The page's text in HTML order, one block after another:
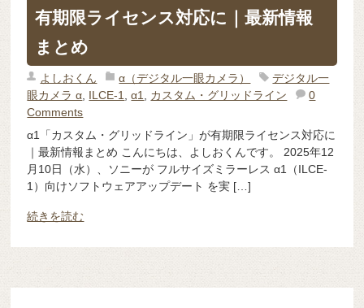
有期限ライセンス対応に｜最新情報
まとめ
よしおくん α（デジタル一眼カメラ）
デジタル一
眼カメラ α ILCE-1 ,α1 カスタム・グリッドライン
0
Comments
α1「カスタム・グリッドライン」が有期限ライセンス対応に
｜最新情報まとめ こんにちは、よしおくんです。 2025年12
月10日（水）、ソニーが フルサイズミラーレス α1（ILCE-
1）向けソフトウェアアップデート を実 […]
続きを読む